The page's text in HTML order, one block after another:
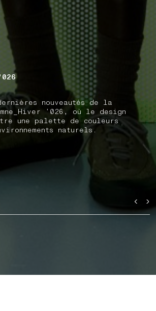
nouveautés de la
’026, où le design
une palette de couleurs
naturels.